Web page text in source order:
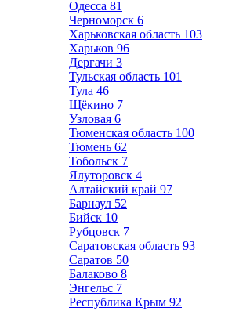
Одесса 81
Черноморск 6
Харьковская область 103
Харьков 96
Дергачи 3
Тульская область 101
Тула 46
Щёкино 7
Узловая 6
Тюменская область 100
Тюмень 62
Тобольск 7
Ялуторовск 4
Алтайский край 97
Барнаул 52
Бийск 10
Рубцовск 7
Саратовская область 93
Саратов 50
Балаково 8
Энгельс 7
Республика Крым 92